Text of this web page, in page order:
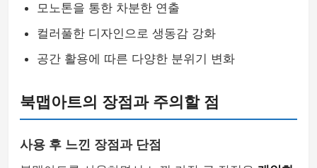
모노톤을 통한 차분한 연출
컬러풀한 디자인으로 생동감 강화
공간 활용에 따른 다양한 분위기 변화
북맵아트의 장점과 주의할 점
사용 후 느낀 장점과 단점